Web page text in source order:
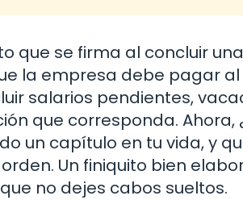
que se firma al concluir
la empresa debe pagar
salarios pendientes,
que corresponda.
un capítulo en tu vida, y
Un finiquito bien
no dejes cabos sueltos.